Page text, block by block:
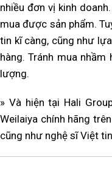
nhiều đơn vị kinh
mua được sản phẩm.
tin kĩ càng, cũng như
hàng. Tránh mua nhầm
lượng.
» Và hiện tại Hali
Weilaiya chính hãng
cũng như nghệ sĩ Việt